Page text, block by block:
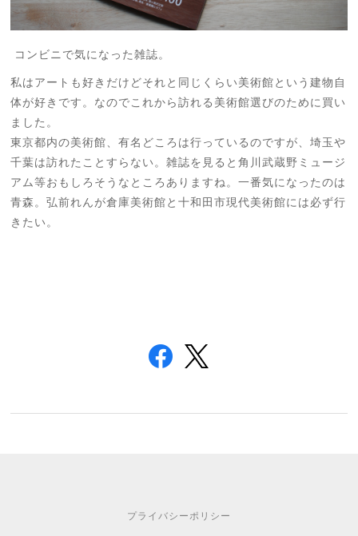
コンビニで気になった雑誌。
私はアートも好きだけどそれと同じくらい美術館という建物自
体が好きです。なのでこれから訪れる美術館選びのために買い
ました。
東京都内の美術館、有名どころは行っているのですが、埼玉や
千葉は訪れたことすらない。雑誌を見ると角川武蔵野ミュージ
アム等おもしろそうなところありますね。一番気になったのは
青森。弘前れんが倉庫美術館と十和田市現代美術館には必ず行
きたい。
プライバシーポリシー